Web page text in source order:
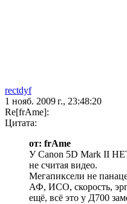
rectdyf
1 нояб. 2009 г., 23:48:20
Re[frAme]:
Цитата:
от: frAme
У Canon 5D Mark II
не считая видео.
Мегапиксели не
АФ, ИСО, скорость,
ещё, всё это у Д700